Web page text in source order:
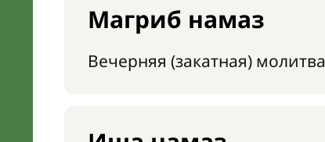
Магриб намаз
Вечерняя (закатная) молитва